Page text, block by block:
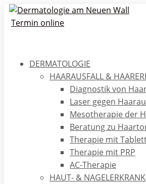
Termin online
DERMATOLOGIE
HAARAUSFALL &
Diagnostik von
Laser gegen
Mesotherapie der
Beratung zu
Therapie mit
Therapie mit PRP
AC-Therapie
HAUT- &
Dr. med. Laura Sandler ist seit
MVZ Dermatologie am Neuen Wall.
sind Haarerkrankungen und